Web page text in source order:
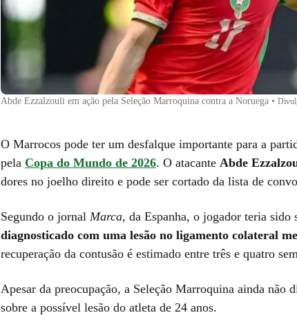
Abde Ezzalzouli em ação pela Seleção Marroquina contra a Noruega •
O Marrocos pode ter um desfalque importante para a
pela Copa do Mundo de 2026. O atacante Abde
dores no joelho direito e pode ser cortado da lista de
Segundo o jornal Marca, da Espanha, o jogador teria sido
diagnosticado com uma lesão no ligamento colateral
recuperação da contusão é estimado entre três e quatro
Apesar da preocupação, a Seleção Marroquina ainda não
sobre a possível lesão do atleta de 24 anos.